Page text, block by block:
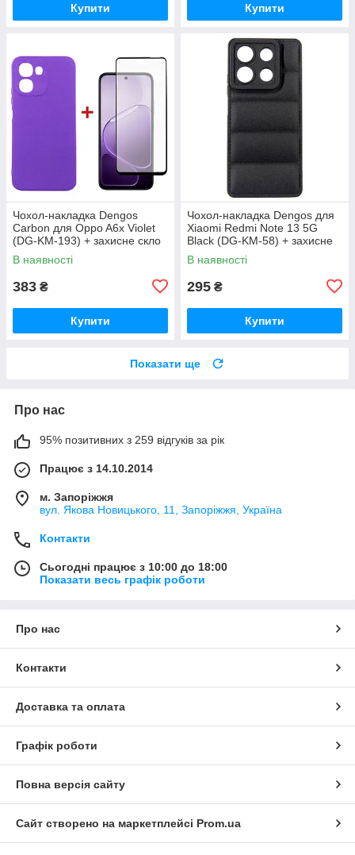
Купити Купити
Чохол-накладка Dengos
Carbon для Oppo A6x Violet
(DG-KM-193) + захисне скло
В наявності
383 ₴
Купити
Чохол-накладка Dengos для
Xiaomi Redmi Note 13 5G
Black (DG-KM-58) + захисне
скло
В наявності
295 ₴
Купити
Показати ще
Про нас
95% позитивних з 259 відгуків за рік
Працює з 14.10.2014
м. Запоріжжя
вул. Якова Новицького, 11, Запоріжжя, Україна
Контакти
Сьогодні працює з 10:00 до 18:00
Показати весь графік роботи
Про нас
Контакти
Доставка та оплата
Графік роботи
Повна версія сайту
Сайт створено на маркетплейсі Prom.ua